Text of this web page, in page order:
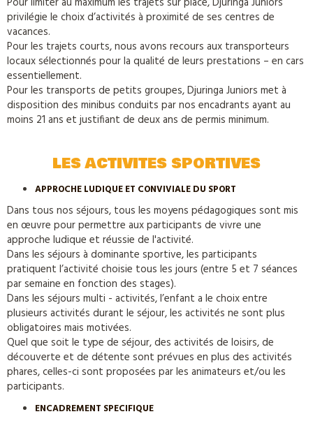
privilégie le choix d’activités à proximité de ses centres de
vacances.
Pour les trajets courts, nous avons recours aux transporteurs
locaux sélectionnés pour la qualité de leurs prestations – en cars
essentiellement.
Pour les transports de petits groupes, Djuringa Juniors met à
disposition des minibus conduits par nos encadrants ayant au
moins 21 ans et justifiant de deux ans de permis minimum.
LES ACTIVITES SPORTIVES
APPROCHE LUDIQUE ET CONVIVIALE DU SPORT
Dans tous nos séjours, tous les moyens pédagogiques sont mis
en œuvre pour permettre aux participants de vivre une
approche ludique et réussie de l'activité.
Dans les séjours à dominante sportive, les participants
pratiquent l’activité choisie tous les jours (entre 5 et 7 séances
par semaine en fonction des stages).
Dans les séjours multi - activités, l’enfant a le choix entre
plusieurs activités durant le séjour, les activités ne sont plus
obligatoires mais motivées.
Quel que soit le type de séjour, des activités de loisirs, de
découverte et de détente sont prévues en plus des activités
phares, celles-ci sont proposées par les animateurs et/ou les
participants.
ENCADREMENT SPECIFIQUE